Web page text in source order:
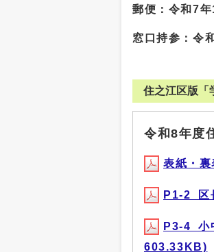
郵便：令和7
窓口持参：令
住之江区版「
令和8年度
表紙・
P1-2_
P3-4_小
603.33KB)